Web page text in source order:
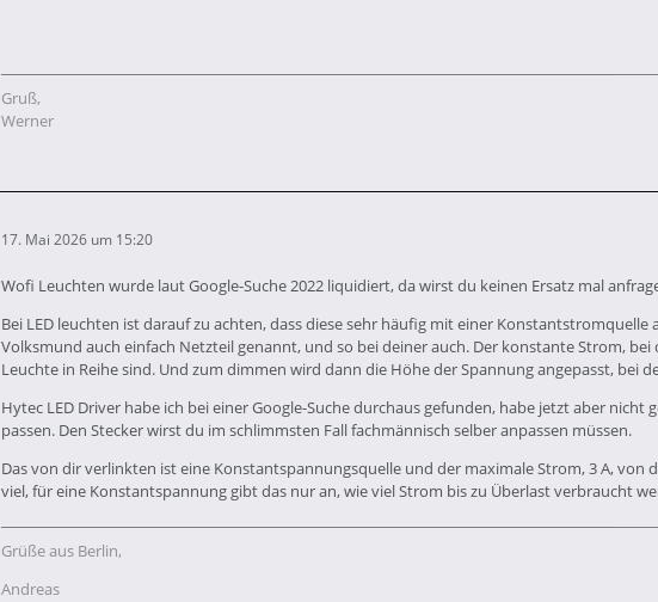
Gruß,
Werner
17. Mai 2026 um 15:20
Wofi Leuchten wurde laut Google-Suche 2022 liquidiert, da wirst du keinen Ersatz mal
Bei LED leuchten ist darauf zu achten, dass diese sehr häufig mit einer
Volksmund auch einfach Netzteil genannt, und so bei deiner auch. Der konstante Strom,
Leuchte in Reihe sind. Und zum dimmen wird dann die Höhe der Spannung angepasst, bei
Hytec LED Driver habe ich bei einer Google-Suche durchaus gefunden, habe jetzt aber
passen. Den Stecker wirst du im schlimmsten Fall fachmännisch selber anpassen müssen.
Das von dir verlinkten ist eine Konstantspannungsquelle und der maximale Strom, 3 A,
viel, für eine Konstantspannung gibt das nur an, wie viel Strom bis zu Überlast verbraucht
Grüße aus Berlin,
Andreas